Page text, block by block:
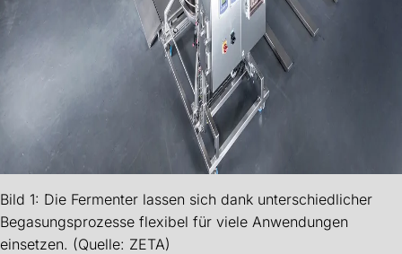
Bild 1: Die Fermenter lassen sich dank unterschiedlicher
Begasungsprozesse flexibel für viele Anwendungen
einsetzen. (Quelle: ZETA)